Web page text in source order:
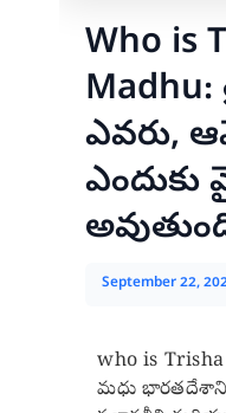
Who is
Madhu:
ఎవరు,
ఎందుకు
September 22,
who is Trisha
మధు భారతదేశానికి